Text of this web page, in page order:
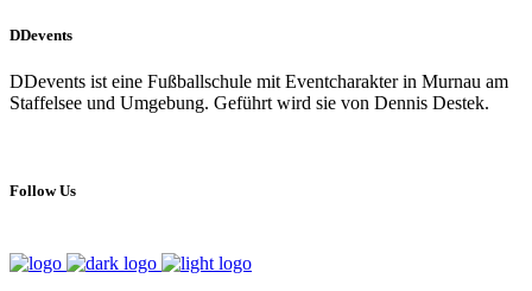
DDevents
DDevents ist eine Fußballschule mit Eventcharakter in Murnau am
Staffelsee und Umgebung. Geführt wird sie von Dennis Destek.
Follow Us